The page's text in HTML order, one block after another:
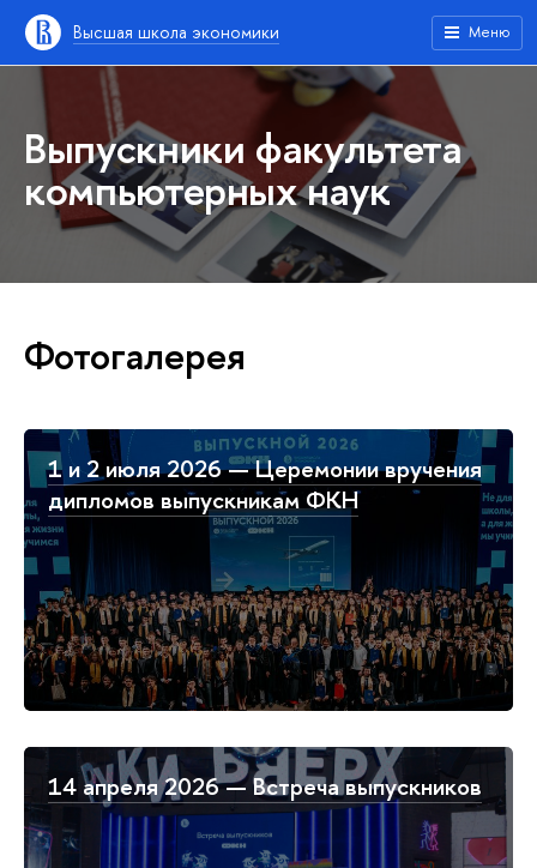
Высшая школа экономики Меню
Выпускники факультета
компьютерных наук
Фотогалерея
1 и 2 июля 2026 — Церемонии вручения
дипломов выпускникам ФКН
14 апреля 2026 — Встреча выпускников